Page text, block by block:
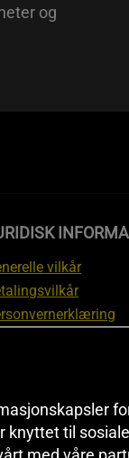
og
vilkår
om
knyttet til